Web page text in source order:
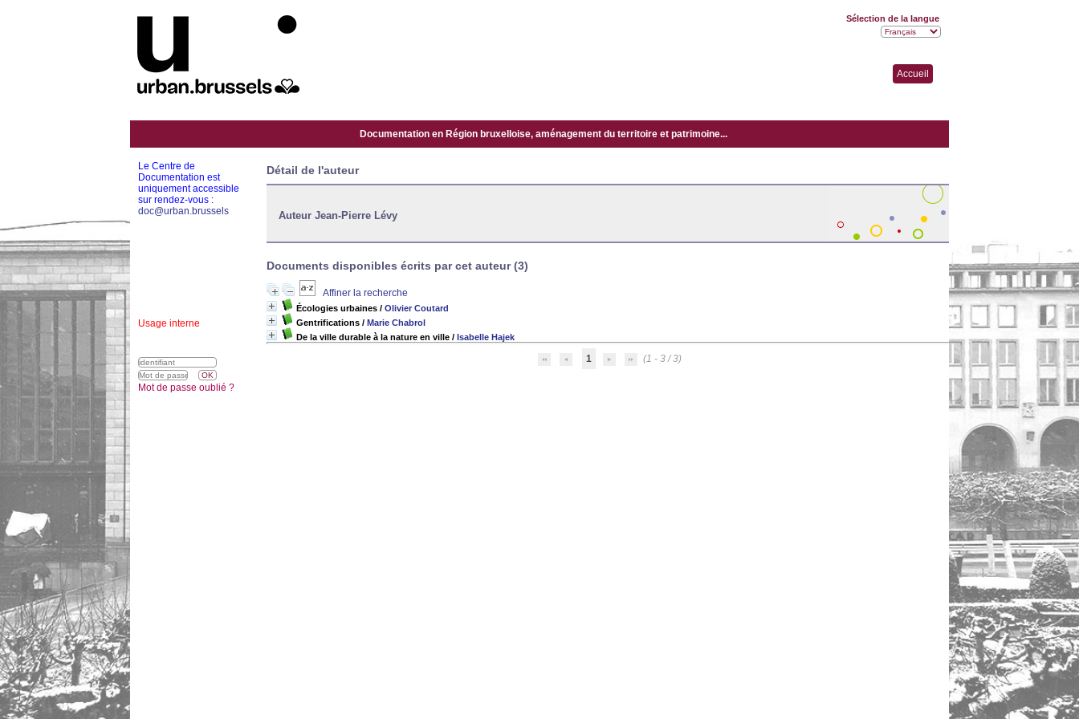
Accueil
Documentation en Région bruxelloise, aménagement du territoire et patrimoine...
Détail de l'auteur
Auteur Jean-Pierre Lévy
Documents disponibles écrits par cet auteur (3)
Affiner la recherche
Écologies urbaines / Olivier Coutard
Gentrifications / Marie Chabrol
De la ville durable à la nature en ville / Isabelle Hajek
1 (1 - 3 / 3)
Le Centre de
Documentation est
uniquement accessible
sur rendez-vous :
doc@urban.brussels
Usage interne
Sélection de la langue
Mot de passe oublié ?